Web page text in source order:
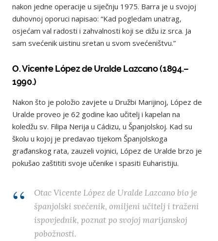
nakon jedne operacije u siječnju 1975. Barra je u svojoj
duhovnoj oporuci napisao: “Kad pogledam unatrag,
osjećam val radosti i zahvalnosti koji se dižu iz srca. Ja
sam svećenik uistinu sretan u svom svećeništvu.”
O. Vicente López de Uralde Lazcano (1894.–
1990.)
Nakon što je položio zavjete u Družbi Marijinoj, López de
Uralde proveo je 62 godine kao učitelj i kapelan na
koledžu sv. Filipa Nerija u Cádizu, u Španjolskoj. Kad su
školu u kojoj je predavao tijekom Španjolskoga
građanskog rata, zauzeli vojnici, López de Uralde brzo je
pokušao zaštititi svoje učenike i spasiti Euharistiju.
Otac Vicente López de Uralde Lazcano bio je
španjolski svećenik, omiljeni učitelj i traženi
ispovjednik, poznat po svojoj marijanskoj
pobožnosti.